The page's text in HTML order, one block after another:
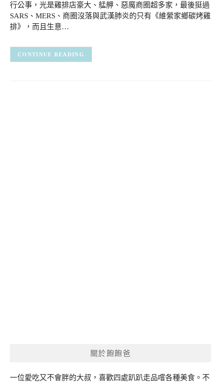
行公事，光是雞排店豪大、艋舺、惡魔商圈超多家，最後挺過
SARS、MERS、商圈沒落與武漢肺炎的只有《維縈家鄉碳烤雞
排》，而且生意…
CONTINUE READING
關於飽飽爸
一位愛吃又不會胖的大叔，喜歡四處趴趴走品嚐各種美食。不